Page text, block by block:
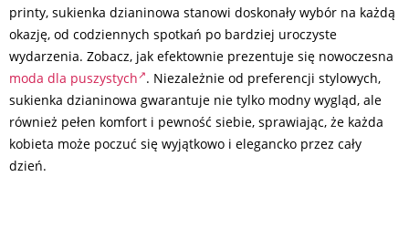
printy, sukienka dzianinowa stanowi doskonały wybór na każdą
okazję, od codziennych spotkań po bardziej uroczyste
wydarzenia. Zobacz, jak efektownie prezentuje się nowoczesna
moda dla puszystych . Niezależnie od preferencji stylowych,
sukienka dzianinowa gwarantuje nie tylko modny wygląd, ale
również pełen komfort i pewność siebie, sprawiając, że każda
kobieta może poczuć się wyjątkowo i elegancko przez cały
dzień.